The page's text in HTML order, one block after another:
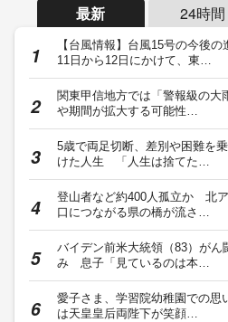
最新 24時間
【台風情報】台風15号の今後
11日から12日にかけて、東…
関東甲信地方では「警報級の大
や期間が拡大する可能性…
5歳で両足切断、差別や困難を
けた人生 「人生は捨てた…
登山者など約400人孤立か 北
口につながる県の橋が流さ…
バイデン前米大統領（83）がん
み 息子「見ているのは本…
愛子さま、学習院幼稚園での
は天皇皇后両陛下が笑顔…